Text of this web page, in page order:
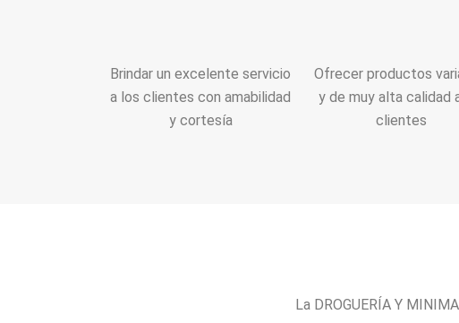
Brindar un excelente servicio
a los clientes con amabilidad
y cortesía
Ofrecer productos
y de muy alta calidad
clientes
La DROGUERÍA Y